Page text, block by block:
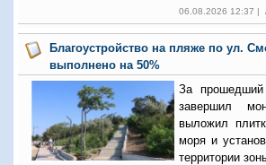
06.08.2026 12:37 |
Благоустройство на пляже по ул.
выполнено на 50%
За
завершил
выложил
моря и
территории